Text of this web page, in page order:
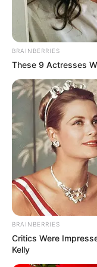
mellé. Magyar
felmérések
BRAINBERRIES
These 9 Actresses
BRAINBERRIES
Critics Were
Kelly